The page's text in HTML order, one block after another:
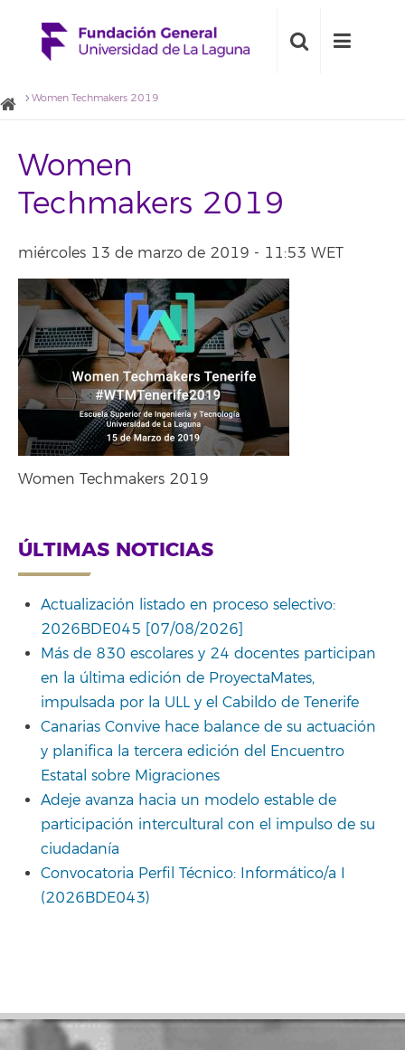
Women Techmakers 2019
Women
Techmakers 2019
miércoles 13 de marzo de 2019 - 11:53 WET
Women Techmakers 2019
ÚLTIMAS NOTICIAS
Actualización listado en proceso selectivo:
2026BDE045 [07/08/2026]
Más de 830 escolares y 24 docentes participan
en la última edición de ProyectaMates,
impulsada por la ULL y el Cabildo de Tenerife
Canarias Convive hace balance de su actuación
y planifica la tercera edición del Encuentro
Estatal sobre Migraciones
Adeje avanza hacia un modelo estable de
participación intercultural con el impulso de su
ciudadanía
Convocatoria Perfil Técnico: Informático/a I
(2026BDE043)